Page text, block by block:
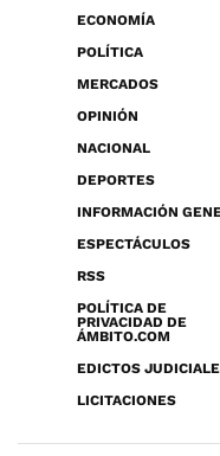
ECONOMÍA
POLÍTICA
MERCADOS
OPINIÓN
NACIONAL
DEPORTES
INFORMACIÓN
ESPECTÁCULOS
RSS
POLÍTICA DE
PRIVACIDAD DE
ÁMBITO.COM
EDICTOS
LICITACIONES